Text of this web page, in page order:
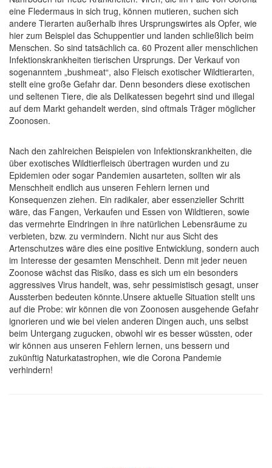
eine Fledermaus in sich trug, können mutieren, suchen sich
andere Tierarten außerhalb ihres Ursprungswirtes als Opfer, wie
hier zum Beispiel das Schuppentier und landen schließlich beim
Menschen. So sind tatsächlich ca. 60 Prozent aller menschlichen
Infektionskrankheiten tierischen Ursprungs. Der Verkauf von
sogenanntem „bushmeat“, also Fleisch exotischer Wildtierarten,
stellt eine große Gefahr dar. Denn besonders diese exotischen
und seltenen Tiere, die als Delikatessen begehrt sind und illegal
auf dem Markt gehandelt werden, sind oftmals Träger möglicher
Zoonosen.
Nach den zahlreichen Beispielen von Infektionskrankheiten, die
über exotisches Wildtierfleisch übertragen wurden und zu
Epidemien oder sogar Pandemien ausarteten, sollten wir als
Menschheit endlich aus unseren Fehlern lernen und
Konsequenzen ziehen. Ein radikaler, aber essenzieller Schritt
wäre, das Fangen, Verkaufen und Essen von Wildtieren, sowie
das vermehrte Eindringen in ihre natürlichen Lebensräume zu
verbieten, bzw. zu vermindern. Nicht nur aus Sicht des
Artenschutzes wäre dies eine positive Entwicklung, sondern auch
im Interesse der gesamten Menschheit. Denn mit jeder neuen
Zoonose wächst das Risiko, dass es sich um ein besonders
aggressives Virus handelt, was, sehr pessimistisch gesagt, unser
Aussterben bedeuten könnte.Unsere aktuelle Situation stellt uns
auf die Probe: wir können die von Zoonosen ausgehende Gefahr
ignorieren und wie bei vielen anderen Dingen auch, uns selbst
beim Untergang zugucken, obwohl wir es besser wüssten, oder
wir können aus unseren Fehlern lernen, uns bessern und
zukünftig Naturkatastrophen, wie die Corona Pandemie
verhindern!